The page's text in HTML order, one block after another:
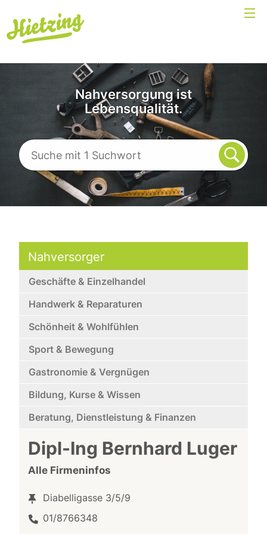
Nahversorgung ist
Lebensqualität.
Nahversorger
Geschäfte & Einzelhandel
Handwerk & Reparaturen
Schönheit & Wohlfühlen
Sport & Bewegung
Gastronomie & Vergnügen
Bildung, Kurse & Wissen
Beratung, Dienstleistung & Finanzen
Dipl-Ing Bernhard Luger
Alle Firmeninfos
Diabelligasse 3/5/9
01/8766348